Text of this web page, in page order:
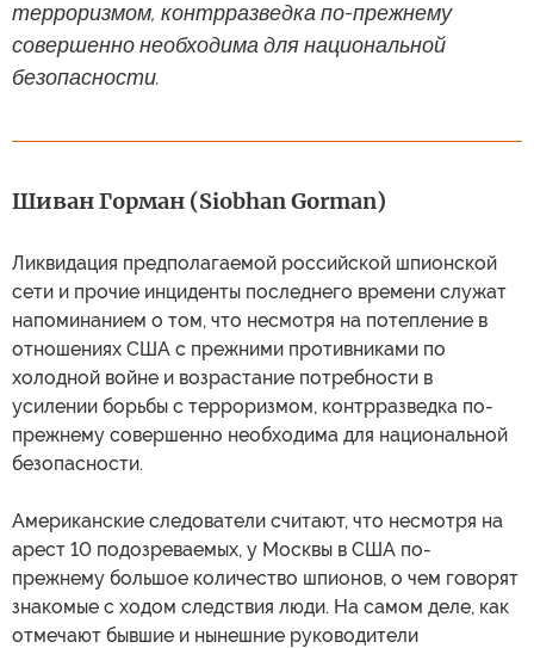
терроризмом, контрразведка по-прежнему
совершенно необходима для национальной
безопасности.
Шиван Горман (Siobhan Gorman)
Ликвидация предполагаемой российской шпионской
сети и прочие инциденты последнего времени служат
напоминанием о том, что несмотря на потепление в
отношениях США с прежними противниками по
холодной войне и возрастание потребности в
усилении борьбы с терроризмом, контрразведка по-
прежнему совершенно необходима для национальной
безопасности.
Американские следователи считают, что несмотря на
арест 10 подозреваемых, у Москвы в США по-
прежнему большое количество шпионов, о чем говорят
знакомые с ходом следствия люди. На самом деле, как
отмечают бывшие и нынешние руководители